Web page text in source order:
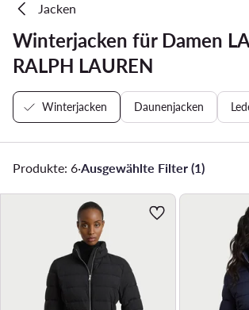
Jacken
Winterjacken für Damen
RALPH LAUREN
Winterjacken Daunenjacken
Produkte: 6·Ausgewählte Filter (1)